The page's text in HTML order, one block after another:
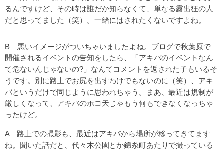
るんですけど、その時は誰だか知らなくて、単なる露出狂の人
だと思ってました（笑）。一緒にはされたくないですよね。
B 悪いイメージがついちゃいましたよね。ブログで秋葉原で
開催されるイベントの告知をしたら、「アキバのイベントなん
て危ないんじゃないの?」なんてコメントを返された子もいるそ
うです。別に路上でお尻を出すわけでもないのに（笑）、アキ
バというだけで同じように思われちゃう。まあ、最近は規制が
厳しくなって、アキバのホコ天じゃもう何もできなくなっちゃ
ったけど。
A 路上での撮影も、最近はアキバから場所が移ってきてます
ね。聞いた話だと、代々木公園とか錦糸町あたりで撮っている